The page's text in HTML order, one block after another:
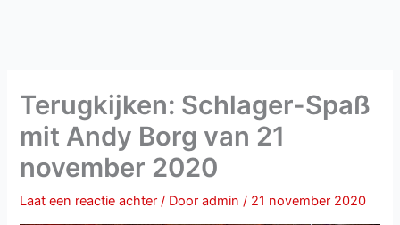
Terugkijken: Schlager-Spaß
mit Andy Borg van 21
november 2020
Laat een reactie achter / Dooradmin/ 21 november 2020